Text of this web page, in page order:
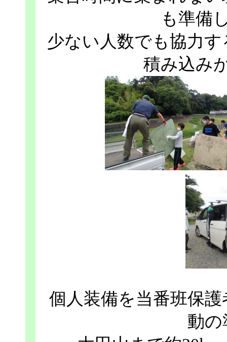
も準備
少ない人数でも協力
積み込み
個人装備を当番班保
動の